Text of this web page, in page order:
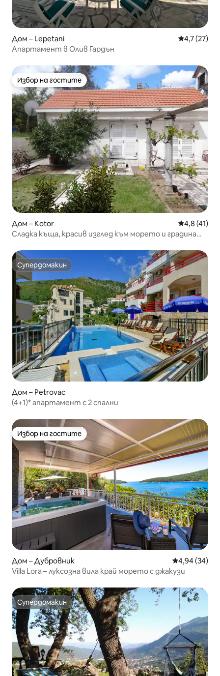
Дом – Lepetani Средна
4,7 (27)
Апартамент в Олив Гардън
Избор на гостите
Избор на гостите
Дом – Kotor Средна
4,8 (41)
Сладка къща, красив изглед към морето и градина
Супердомакин
Супердомакин
Дом – Petrovac
(4+1)* апартамент с 2 спални
Избор на гостите
Избор на гостите
Дом – Дубровник Средна
4,94 (34)
Villa Lora – луксозна вила край морето с джакузи
Супердомакин
Супердомакин